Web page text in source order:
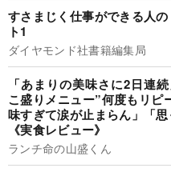
すさまじく仕事ができる人
ト1
ダイヤモンド社書籍編集局
「あまりの美味さに2日連
こ盛りメニュー”何度もリピ
味すぎて涙が止まらん」「思
《実食レビュー》
ランチ命の山盛くん